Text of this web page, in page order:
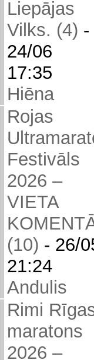
Liepājas
Vilks. (4) -
24/06
17:35
Hiēna
Rojas
Festivāls
2026 –
VIETA
(10) - 26/
21:24
Andulis
Rimi
maratons
2026 –